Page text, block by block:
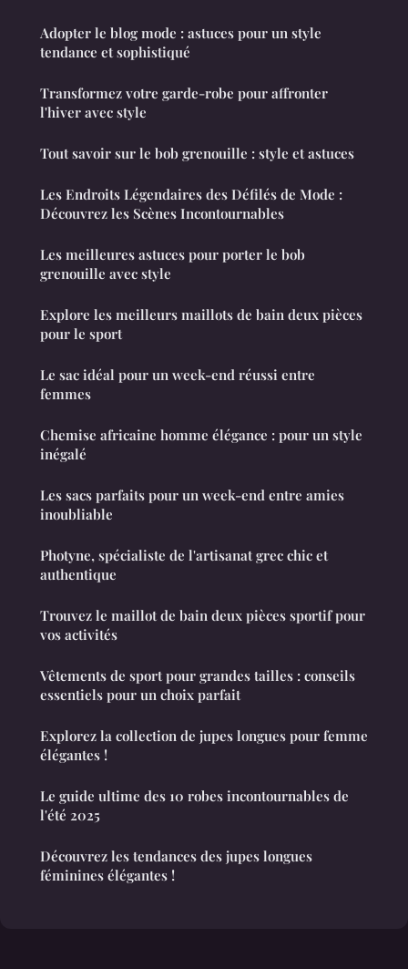
Adopter le blog mode : astuces pour un style
tendance et sophistiqué
Transformez votre garde-robe pour affronter
l'hiver avec style
Tout savoir sur le bob grenouille : style et astuces
Les Endroits Légendaires des Défilés de Mode :
Découvrez les Scènes Incontournables
Les meilleures astuces pour porter le bob
grenouille avec style
Explore les meilleurs maillots de bain deux pièces
pour le sport
Le sac idéal pour un week-end réussi entre
femmes
Chemise africaine homme élégance : pour un style
inégalé
Les sacs parfaits pour un week-end entre amies
inoubliable
Photyne, spécialiste de l'artisanat grec chic et
authentique
Trouvez le maillot de bain deux pièces sportif pour
vos activités
Vêtements de sport pour grandes tailles : conseils
essentiels pour un choix parfait
Explorez la collection de jupes longues pour femme
élégantes !
Le guide ultime des 10 robes incontournables de
l'été 2025
Découvrez les tendances des jupes longues
féminines élégantes !